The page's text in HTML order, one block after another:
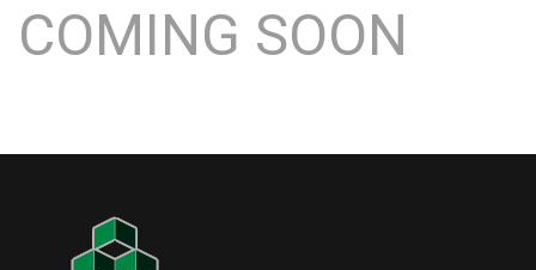
COMING SOON